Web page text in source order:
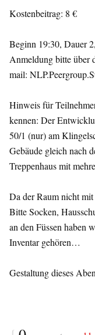
Kostenbeitrag: 8 €
Beginn 19:30, Dauer
Anmeldung bitte über
mail:
Hinweis für
kennen: Der
50/1 (nur) am
Gebäude gleich nach
Treppenhaus mit
Da der Raum nicht
Bitte Socken,
an den Füssen haben
Inventar gehören…
Gestaltung dieses